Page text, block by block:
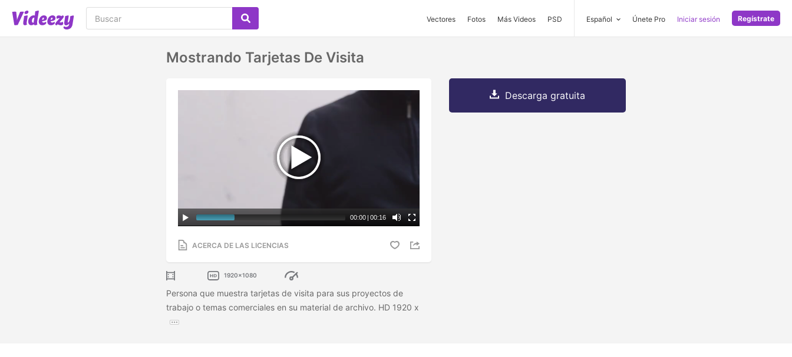
Vectores Fotos Más Videos PSD Español Únete Pro Iniciar sesión Regístrate
Mostrando Tarjetas De Visita
00:00 | 00:16
ACERCA DE LAS LICENCIAS
1920x1080
Persona que muestra tarjetas de visita para sus proyectos de
trabajo o temas comerciales en su material de archivo. HD 1920 x
Descarga gratuita